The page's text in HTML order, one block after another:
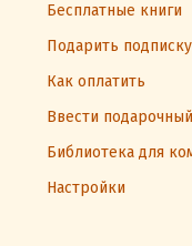
Бесплатные книги
Подарить подписку
Как оплатить
Ввести
Библиотека для
Настройки